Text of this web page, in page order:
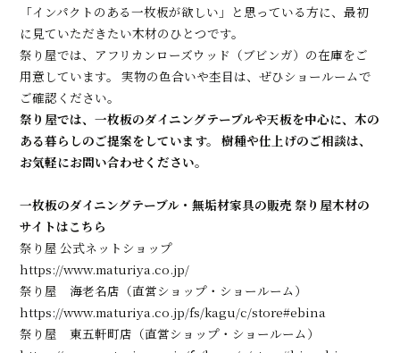
「インパクトのある一枚板が欲しい」と思っている方に、最初
に見ていただきたい木材のひとつです。
祭り屋では、アフリカンローズウッド（ブビンガ）の在庫をご
用意しています。 実物の色合いや杢目は、ぜひショールームで
ご確認ください。
祭り屋では、一枚板のダイニングテーブルや天板を中心に、木の
ある暮らしのご提案をしています。 樹種や仕上げのご相談は、
お気軽にお問い合わせください。
一枚板のダイニングテーブル・無垢材家具の販売 祭り屋木材の
サイトはこちら
祭り屋 公式ネットショップ
https://www.maturiya.co.jp/
祭り屋 海老名店（直営ショップ・ショールーム）
https://www.maturiya.co.jp/fs/kagu/c/store#ebina
祭り屋 東五軒町店（直営ショップ・ショールーム）